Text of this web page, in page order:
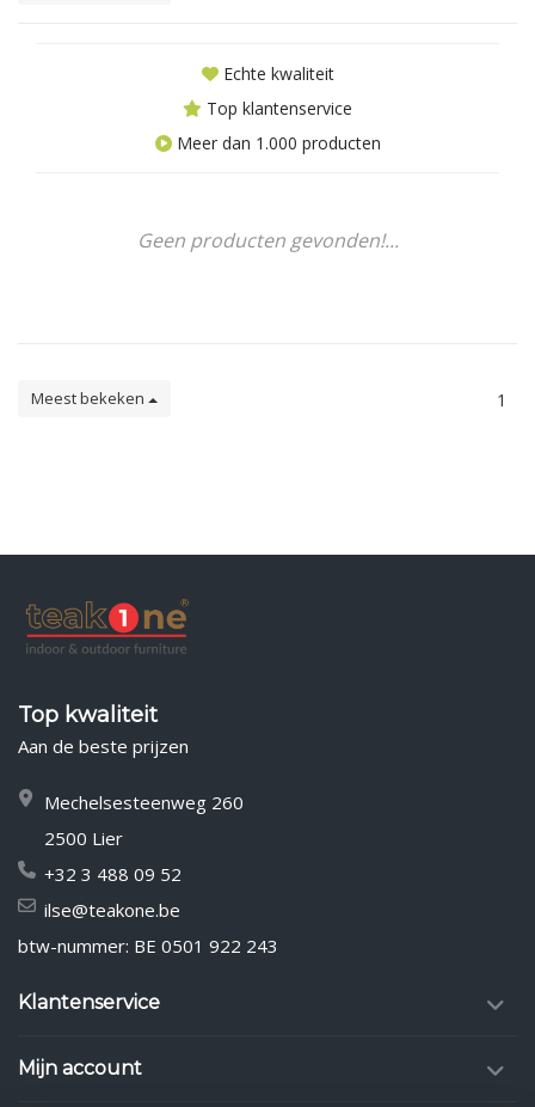
Echte kwaliteit
Top klantenservice
Meer dan 1.000 producten
Geen producten gevonden!...
Meest bekeken 1
Top kwaliteit
Aan de beste prijzen
Mechelsesteenweg 260
2500 Lier
+32 3 488 09 52
ilse@teakone.be
btw-nummer: BE 0501 922 243
Klantenservice
Mijn account